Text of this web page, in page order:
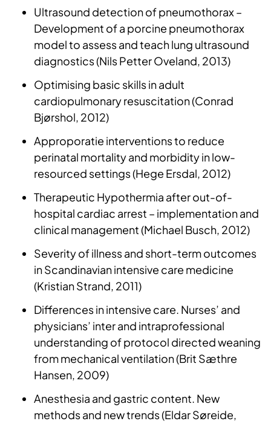
Ultrasound detection of pneumothorax –
Development of a porcine pneumothorax
model to assess and teach lung ultrasound
diagnostics (Nils Petter Oveland, 2013)
Optimising basic skills in adult
cardiopulmonary resuscitation (Conrad
Bjørshol, 2012)
Approporatie interventions to reduce
perinatal mortality and morbidity in low-
resourced settings (Hege Ersdal, 2012)
Therapeutic Hypothermia after out-of-
hospital cardiac arrest – implementation and
clinical management (Michael Busch, 2012)
Severity of illness and short-term outcomes
in Scandinavian intensive care medicine
(Kristian Strand, 2011)
Differences in intensive care. Nurses’ and
physicians’ inter and intraprofessional
understanding of protocol directed weaning
from mechanical ventilation (Brit Sæthre
Hansen, 2009)
Anesthesia and gastric content. New
methods and new trends (Eldar Søreide,